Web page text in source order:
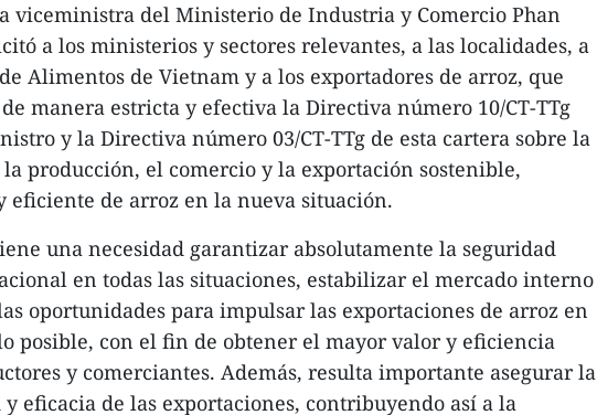
viceministra del Ministerio de Industria y Comercio Phan
a los ministerios y sectores relevantes, a las localidades, a
Alimentos de Vietnam y a los exportadores de arroz, que
manera estricta y efectiva la Directiva número 10/CT-TTg
y la Directiva número 03/CT-TTg de esta cartera sobre la
producción, el comercio y la exportación sostenible,
eficiente de arroz en la nueva situación.
una necesidad garantizar absolutamente la seguridad
en todas las situaciones, estabilizar el mercado interno
oportunidades para impulsar las exportaciones de arroz en
posible, con el fin de obtener el mayor valor y eficiencia
y comerciantes. Además, resulta importante asegurar la
eficacia de las exportaciones, contribuyendo así a la